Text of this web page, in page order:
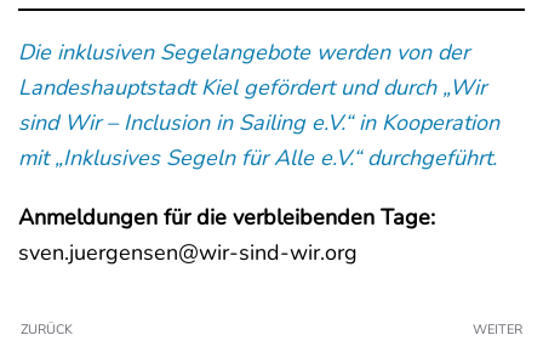
Die inklusiven Segelangebote werden von der
Landeshauptstadt Kiel gefördert und durch „Wir
sind Wir – Inclusion in Sailing e.V.“ in Kooperation
mit „Inklusives Segeln für Alle e.V.“ durchgeführt.
Anmeldungen für die verbleibenden Tage:
sven.juergensen@wir-sind-wir.org
ZURÜCK WEITER